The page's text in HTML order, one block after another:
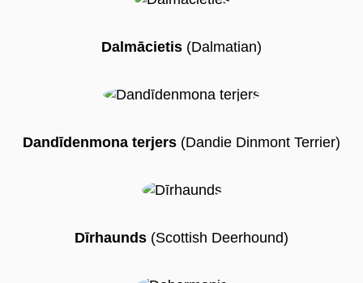
Dalmācietis (Dalmatian)
Dandīdenmona terjers (Dandie Dinmont Terrier)
Dīrhaunds (Scottish Deerhound)